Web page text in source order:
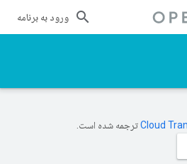
ورود به برنامه
ترجمه شده است.